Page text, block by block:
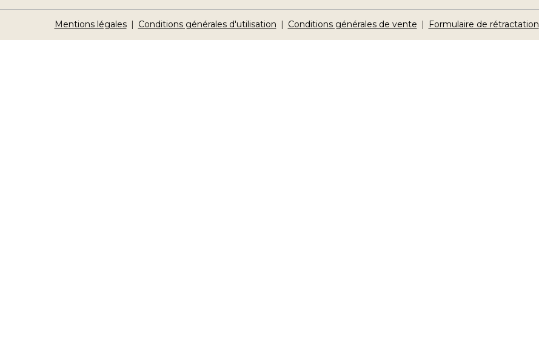
Mentions légales Conditions générales d'utilisation Conditions générales de vente Formulaire de rétractation